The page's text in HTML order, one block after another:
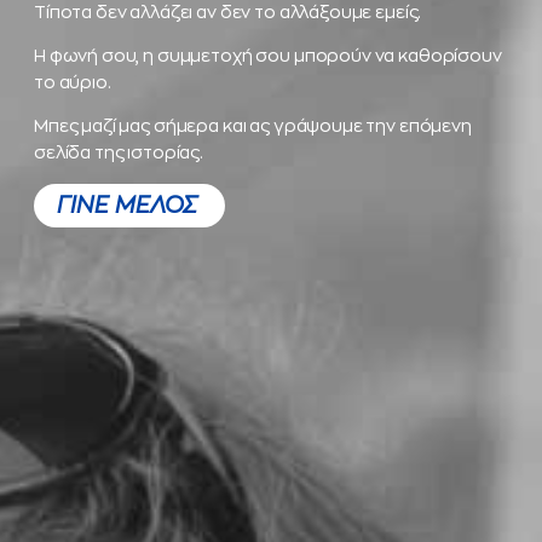
Τίποτα δεν αλλάζει αν δεν το αλλάξουμε εμείς.
Η φωνή σου, η συμμετοχή σου μπορούν να καθορίσουν
το αύριο.
Μπες μαζί μας σήμερα και ας γράψουμε την επόμενη
σελίδα της ιστορίας.
ΓΙΝΕ ΜΕΛΟΣ